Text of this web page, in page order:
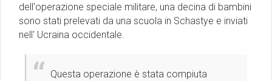
dell'operazione speciale militare, una decina di bambini
sono stati prelevati da una scuola in Schastye e inviati
nell' Ucraina occidentale.
Questa operazione è stata compiuta